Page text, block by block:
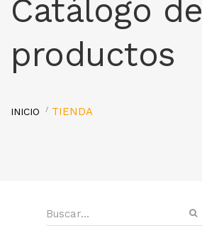
Catálogo de
productos
INICIO TIENDA